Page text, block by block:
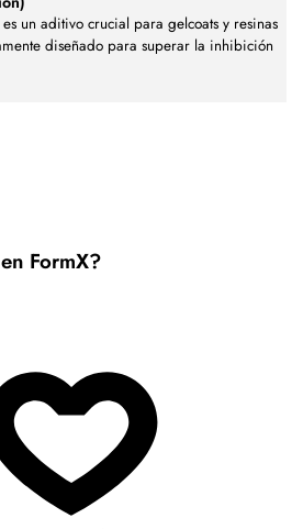
un aditivo crucial para gelcoats y resinas
diseñado para superar la inhibición
FormX?